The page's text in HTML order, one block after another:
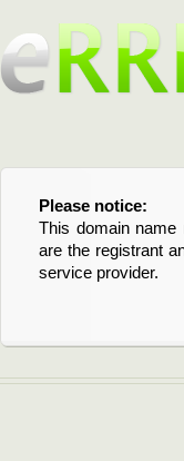
Please notice:
This domain name
are the registrant
service provider.
Bitte beachten Sie:
Diese
Domain stehen
verlängern